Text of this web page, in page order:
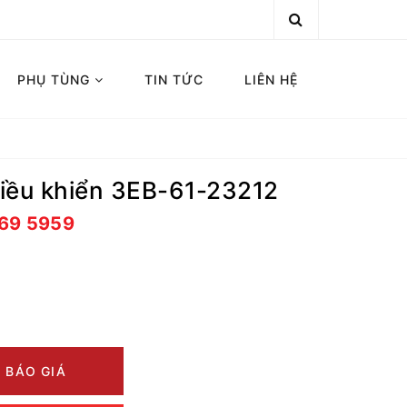
PHỤ TÙNG TIN TỨC LIÊN HỆ
khiển 3EB-61-23212
5959
BÁO GIÁ